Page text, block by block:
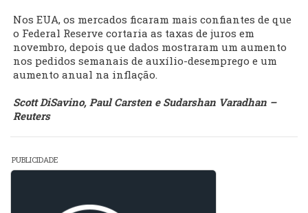
Nos EUA, os mercados ficaram mais confiantes de que
o Federal Reserve cortaria as taxas de juros em
novembro, depois que dados mostraram um aumento
nos pedidos semanais de auxílio-desemprego e um
aumento anual na inflação.
Scott DiSavino, Paul Carsten e Sudarshan Varadhan –
Reuters
PUBLICIDADE